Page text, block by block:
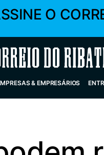
O
do Ribatejo
& EMPRESÁRIOS